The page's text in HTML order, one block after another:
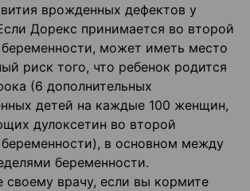
врожденных дефектов у
Дорекс принимается во второй
беременности, может иметь место
риск того, что ребенок родится
(6 дополнительных
детей на каждые 100 женщин,
дулоксетин во второй
в основном между
беременности.
своему врачу, если вы кормите